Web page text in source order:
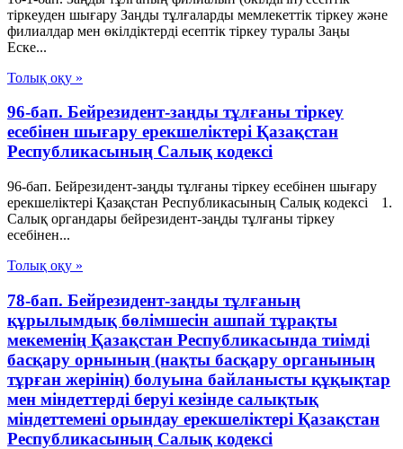
тiркеуден шығару Заңды тұлғаларды мемлекеттік тіркеу және
филиалдар мен өкілдіктерді есептік тіркеу туралы Заңы
Еске...
Толық оқу »
96-бап. Бейрезидент-заңды тұлғаны тіркеу
есебінен шығару ерекшеліктері Қазақстан
Республикасының Салық кодексі
96-бап. Бейрезидент-заңды тұлғаны тіркеу есебінен шығару
ерекшеліктері Қазақстан Республикасының Салық кодексі 1.
Салық органдары бейрезидент-заңды тұлғаны тіркеу
есебінен...
Толық оқу »
78-бап. Бейрезидент-заңды тұлғаның
құрылымдық бөлімшесін ашпай тұрақты
мекеменің Қазақстан Республикасында тиімді
басқару орнының (нақты басқару органының
тұрған жерінің) болуына байланысты құқықтар
мен міндеттерді беруі кезінде салықтық
міндеттемені орындау ерекшеліктері Қазақстан
Республикасының Салық кодексі